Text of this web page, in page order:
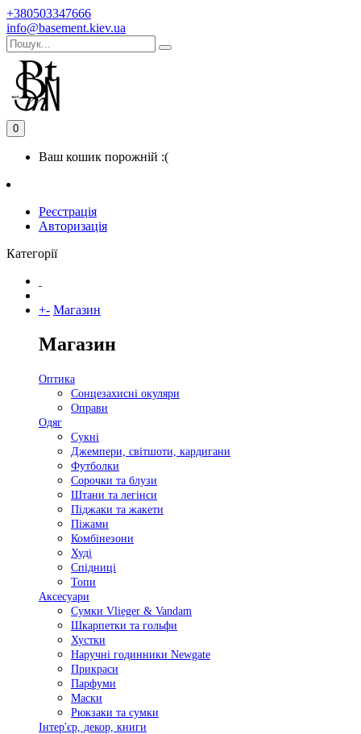
+380503347666
info@basement.kiev.ua
0
Ваш кошик порожній :(
Реєстрація
Авторизація
Категорії
+- Магазин
Магазин
Оптика
Сонцезахисні окуляри
Оправи
Одяг
Сукні
Джемпери, світшоти, кардигани
Футболки
Сорочки та блузи
Штани та легінси
Піджаки та жакети
Піжами
Комбінезони
Худі
Спідниці
Топи
Аксесуари
Сумки Vlieger & Vandam
Шкарпетки та гольфи
Хустки
Наручні годинники Newgate
Прикраси
Парфуми
Маски
Рюкзаки та сумки
Інтер'єр, декор, книги